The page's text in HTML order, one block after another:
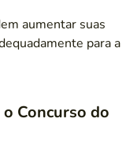
aumentar suas
para a
Concurso do